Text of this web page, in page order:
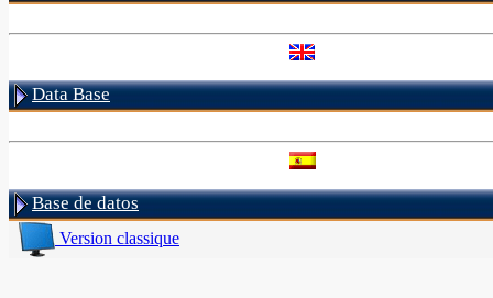
Data Base
Base de datos
Version classique